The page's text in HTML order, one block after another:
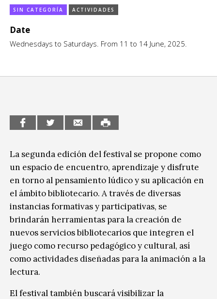
CCE en el interior/libros
Espacio itinerante de lectura infantil
Exposiciones
Formación
Infantil y Juvenil
Medio Ambiente
Sin categoría
SIN CATEGORÍA ACTIVIDADES
Date
Wednesdays to Saturdays. From 11 to 14 June, 2025.
La segunda edición del festival se propone como
un espacio de encuentro, aprendizaje y disfrute
en torno al pensamiento lúdico y su aplicación en
el ámbito bibliotecario. A través de diversas
instancias formativas y participativas, se
brindarán herramientas para la creación de
nuevos servicios bibliotecarios que integren el
juego como recurso pedagógico y cultural, así
como actividades diseñadas para la animación a la
lectura.
El festival también buscará visibilizar la